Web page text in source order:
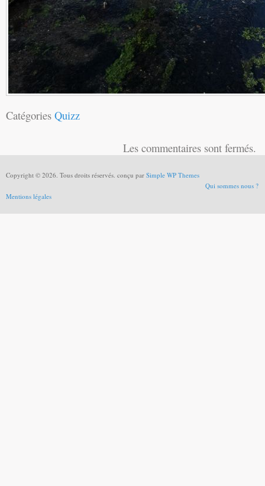
Catégories Quizz
Les commentaires sont fermés.
Copyright © 2026. Tous droits réservés. conçu par Simple WP Themes
Qui sommes nous ?
Mentions légales